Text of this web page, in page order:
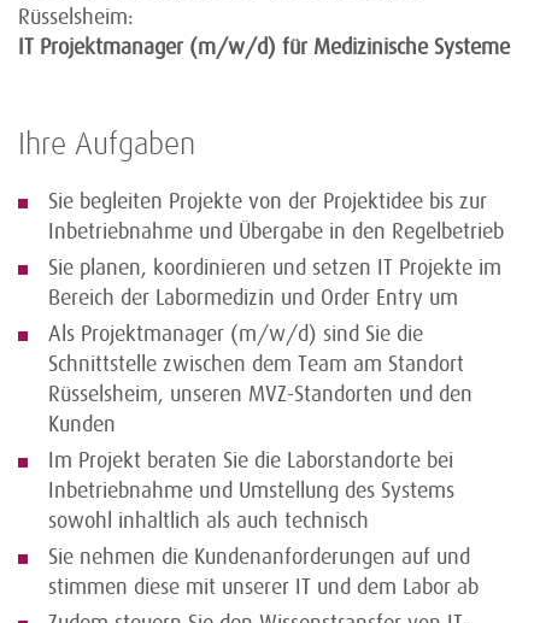
Rüsselsheim:
IT Projektmanager (m/w/d) für Medizinische Systeme
Ihre Aufgaben
Sie begleiten Projekte von der Projektidee bis zur
Inbetriebnahme und Übergabe in den Regelbetrieb
Sie planen, koordinieren und setzen IT Projekte im
Bereich der Labormedizin und Order Entry um
Als Projektmanager (m/w/d) sind Sie die
Schnittstelle zwischen dem Team am Standort
Rüsselsheim, unseren MVZ-Standorten und den
Kunden
Im Projekt beraten Sie die Laborstandorte bei
Inbetriebnahme und Umstellung des Systems
sowohl inhaltlich als auch technisch
Sie nehmen die Kundenanforderungen auf und
stimmen diese mit unserer IT und dem Labor ab